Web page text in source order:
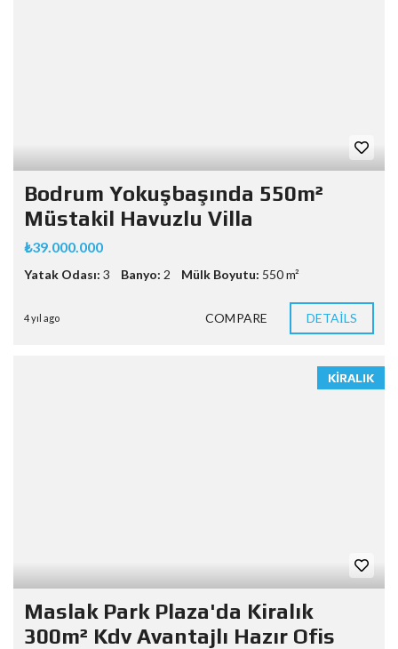
Bodrum Yokuşbaşında 550m²
Müstakil Havuzlu Villa
₺39.000.000
Yatak Odası: 3 Banyo: 2 Mülk Boyutu: 550 m²
4 yıl ago COMPARE DETAILS
KIRALIK
Maslak Park Plaza'da Kiralık
300m² Kdv Avantajlı Hazır Ofis